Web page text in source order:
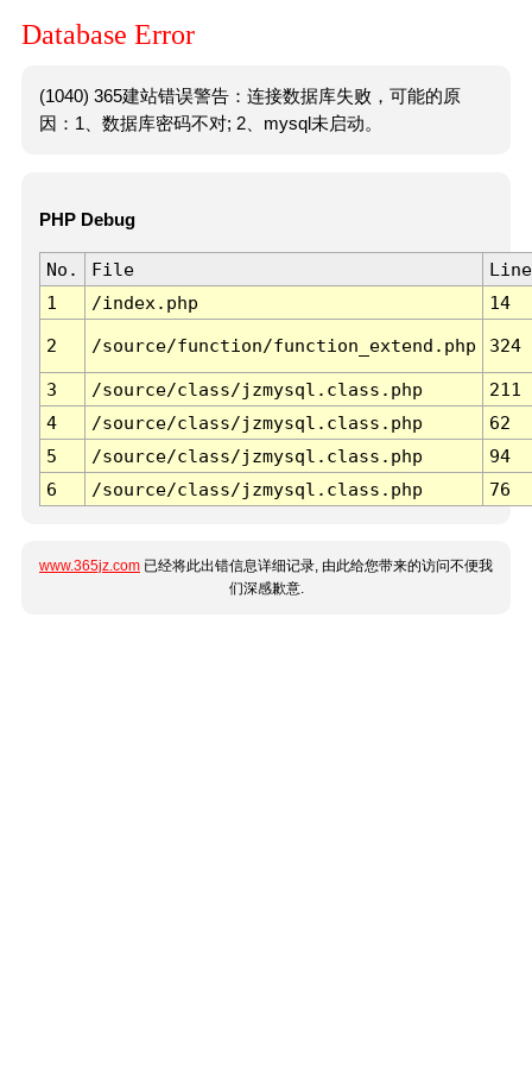
Database Error
(1040) 365建站错误警告：连接数据库失败，可能的原
因：1、数据库密码不对; 2、mysql未启动。
PHP Debug
No. File
Line
1
/index.php 14
2 /source/function/function_extend.php 324
3 /source/class/jzmysql.class.php
211
4
/source/class/jzmysql.class.php
62
5
/source/class/jzmysql.class.php
94
6
/source/class/jzmysql.class.php 76
www.365jz.com 已经将此出错信息详细记录, 由此给您带来的访问不便我
们深感歉意.